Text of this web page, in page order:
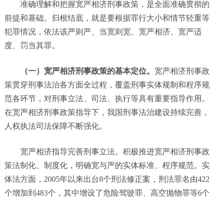
准确理解和把握宽严相济刑事政策，是全面准确贯彻的
前提和基础。归根结底，就是要根据罪行大小和情节轻重等
犯罪情况，依法该严则严、当宽则宽、宽严相济、宽严适
度、罚当其罪。
（一）宽严相济刑事政策的基本定位。 宽严相济刑事政
策贯穿刑事法治各方面全过程，覆盖刑事实体规制和程序规
范各环节，对刑事立法、司法、执行等具有重要指导作用。
在宽严相济刑事政策指导下，我国刑事法治建设持续完善，
人权执法司法保障不断强化。
宽严相济指导完善刑事立法。积极推进宽严相济刑事政
策法制化、制度化，明确宽与严的实体标准、程序规范。实
体法方面，2005年以来出台8个刑法修正案，刑法罪名由422
个增加到483个，其中增设了危险驾驶罪、高空抛物罪等6个